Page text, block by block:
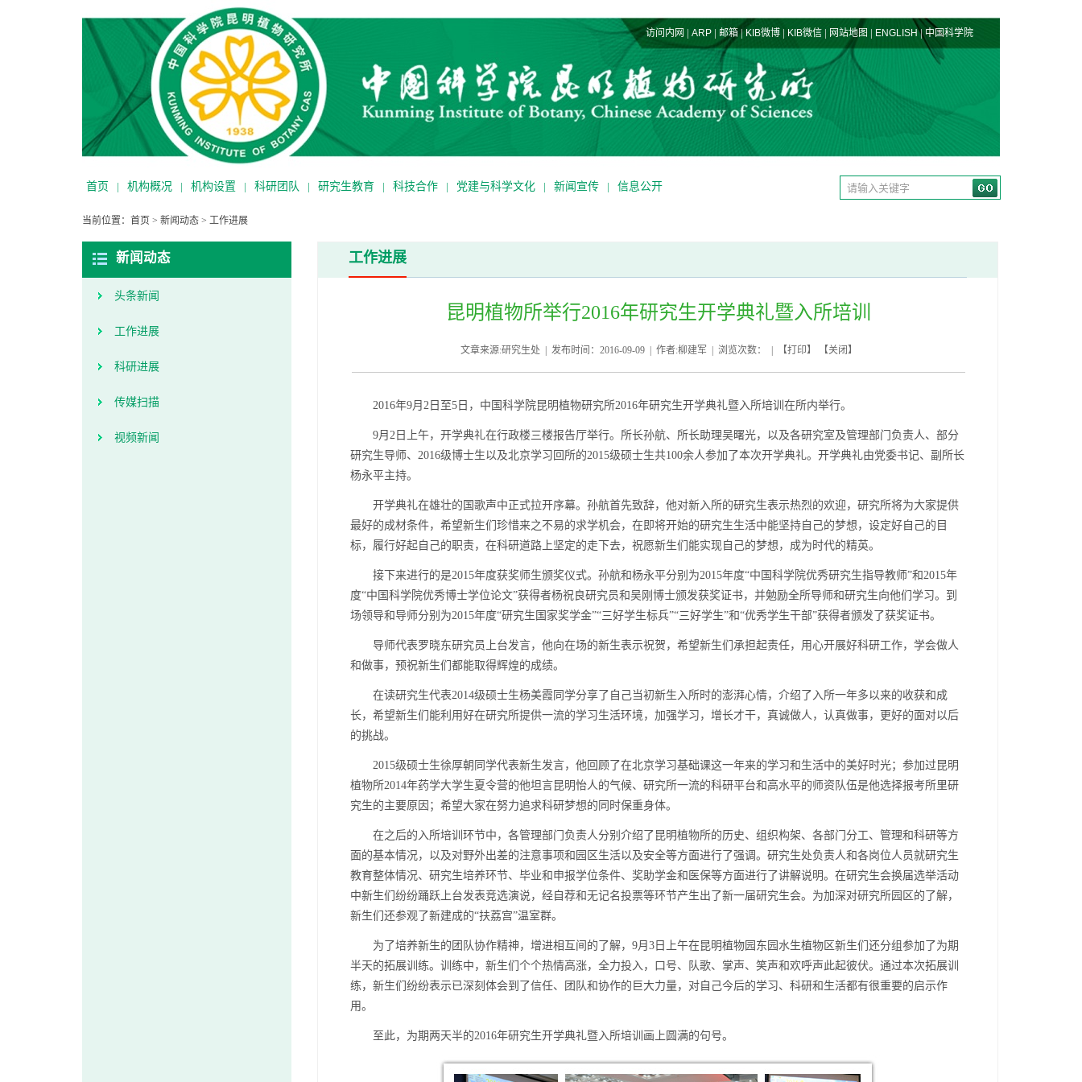
访问内网 | ARP | 邮箱|KIB微博 | KIB微信 | 网站地图 | ENGLISH| 中国科学院
首页 | 机构概况 | 机构设置 | 科研团队 | 研究生教育 | 科技合作 | 党建与科学文化 | 新闻宣传 | 信息公开
当前位置： 首页 > 新闻动态 > 工作进展
新闻动态
头条新闻
工作进展
科研进展
传媒扫描
视频新闻
工作进展
昆明植物所举行2016年研究生开学典礼暨入所培训
文章来源:研究生处 | 发布时间：2016-09-09 | 作者:柳建军 | 浏览次数： | 【打印】 【关闭 】
2016年9月 2 日至5 日，中国科学院昆明植物研究所2016年研究生开学典礼暨入所培训在所内举行。
9月 2 日上午，开学典礼在行政楼三楼报告厅举行。所长孙航、所长助理吴曙光，以及各研究室及管理部门负责人、部分
研究生导师、 2016级博士生以及北京学习回所的2015级硕士生共100余人参加了本次开学典礼。开学典礼由党委书记、副所长
杨永平主持。
开学典礼在雄壮的国歌声中正式拉开序幕。孙航首先致辞，他对新入所的研究生表示热烈的欢迎，研究所将为大家提供
最好的成材条件，希望新生们珍惜来之不易的求学机会，在即将开始的研究生生活中能坚持自己的梦想，设定好自己的目
标，履行好起自己的职责，在科研道路上坚定的走下去，祝愿新生们能实现自己的梦想，成为时代的精英。
接下来进行的是2015年度获奖师生颁奖仪式。孙航和杨永平分别为2015年度“中国科学院优秀研究生指导教师”和2015年
度“中国科学院优秀博士学位论文”获得者杨祝良研究员和吴刚博士颁发获奖证书，并勉励全所导师和研究生向他们学习。到
场领导和导师分别为2015年度“研究生国家奖学金”“三好学生标兵”“三好学生”和“优秀学生干部”获得者颁发了获奖证书。
导师代表罗晓东研究员上台发言，他向在场的新生表示祝贺，希望新生们承担起责任，用心开展好科研工作，学会做人
和做事，预祝新生们都能取得辉煌的成绩。
在读研究生代表2014级硕士生杨美霞同学分享了自己当初新生入所时的澎湃心情，介绍了入所一年多以来的收获和成
长，希望新生们能利用好在研究所提供一流的学习生活环境，加强学习，增长才干，真诚做人，认真做事，更好的面对以后
的挑战。
2015级硕士生徐厚朝同学代表新生发言，他回顾了在北京学习基础课这一年来的学习和生活中的美好时光；参加过昆明
植物所2014年药学大学生夏令营的他坦言昆明怡人的气候、研究所一流的科研平台和高水平的师资队伍是他选择报考所里研
究生的主要原因；希望大家在努力追求科研梦想的同时保重身体。
在之后的入所培训环节中，各管理部门负责人分别介绍了昆明植物所的历史、组织构架、各部门分工、管理和科研等方
面的基本情况，以及对野外出差的注意事项和园区生活以及安全等方面进行了强调。研究生处负责人和各岗位人员就研究生
教育整体情况、研究生培养环节、毕业和申报学位条件、奖助学金和医保等方面进行了讲解说明。在研究生会换届选举活动
中新生们纷纷踊跃上台发表竞选演说，经自荐和无记名投票等环节产生出了新一届研究生会。为加深对研究所园区的了解，
新生们还参观了新建成的“扶荔宫”温室群。
为了培养新生的团队协作精神，增进相互间的了解， 9月 3 日上午在昆明植物园东园水生植物区新生们还分组参加了为期
半天的拓展训练。训练中，新生们个个热情高涨，全力投入，口号、队歌、掌声、笑声和欢呼声此起彼伏。通过本次拓展训
练，新生们纷纷表示已深刻体会到了信任、团队和协作的巨大力量，对自己今后的学习、科研和生活都有很重要的启示作
用。
至此，为期两天半的2016年研究生开学典礼暨入所培训画上圆满的句号。